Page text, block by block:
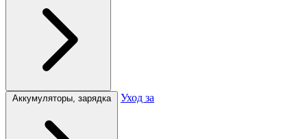
Аккумуляторы, зарядка Уход за